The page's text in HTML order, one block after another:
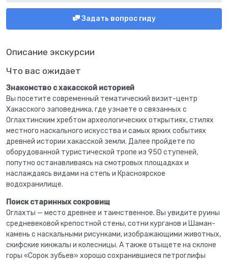
Описание экскурсии
Что вас ожидает
Знакомство с хакасской историей
Вы посетите современный тематический визит-центр
Хакасского заповедника, где узнаете о связанных с
Оглахтинским хребтом археологических открытиях, стилях
местного наскального искусства и самых ярких событиях
древней истории хакасской земли. Далее пройдете по
оборудованной туристической тропе из 950 ступеней,
попутно останавливаясь на смотровых площадках и
наслаждаясь видами на степь и Красноярское
водохранилище.
Поиск старинных сокровищ
Оглахты — место древнее и таинственное. Вы увидите руины
средневековой крепостной стены, сотни курганов и Шаман-
камень с наскальными рисунками, изображающими животных,
скифские кинжалы и колесницы. А также отыщете на склоне
горы «Сорок зубьев» хорошо сохранившиеся петроглифы
Задать вопрос гиду